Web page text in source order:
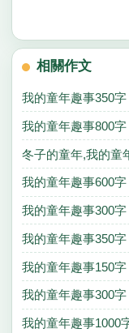
相關作文
我的童年趣事350字
我的童年趣事800字
冬子的童年,我的童
我的童年趣事600字
我的童年趣事300字
我的童年趣事350字
我的童年趣事150字
我的童年趣事300字
我的童年趣事1000